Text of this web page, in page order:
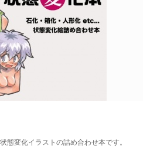
態変化イラストの詰め合わせ本です。